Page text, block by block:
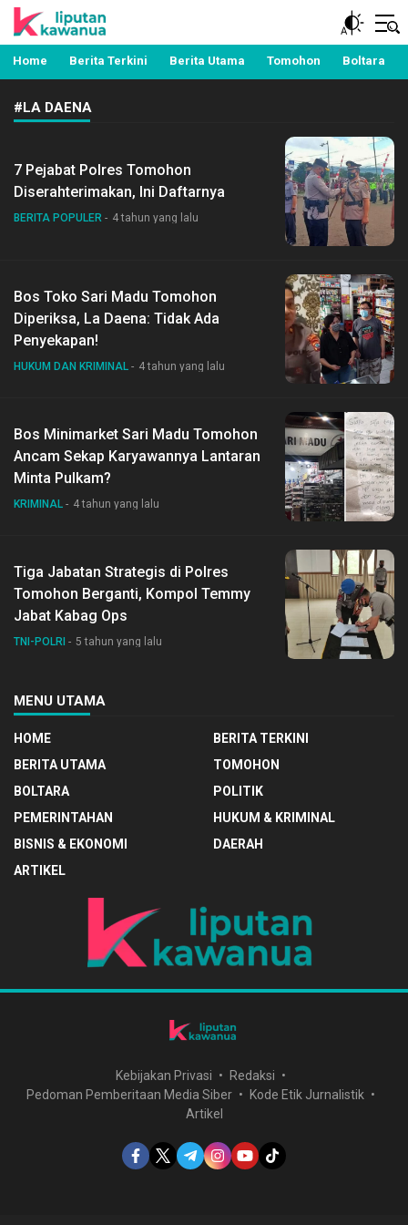
Liputan Kawanua
Berita Manado, Sulawesi Utara, Kawanua, Politik,
Pemerintahan, Hukum Kriminal dan Nasional
Home Berita Terkini Berita Utama Tomohon Boltara
#LA DAENA
7 Pejabat Polres Tomohon
Diserahterimakan, Ini Daftarnya
BERITA POPULER 4 tahun yang lalu
Bos Toko Sari Madu Tomohon
Diperiksa, La Daena: Tidak Ada
Penyekapan!
HUKUM DAN KRIMINAL 4 tahun yang lalu
Bos Minimarket Sari Madu Tomohon
Ancam Sekap Karyawannya Lantaran
Minta Pulkam?
KRIMINAL 4 tahun yang lalu
Tiga Jabatan Strategis di Polres
Tomohon Berganti, Kompol Temmy
Jabat Kabag Ops
TNI-POLRI 5 tahun yang lalu
MENU UTAMA
HOME
BERITA TERKINI
BERITA UTAMA
TOMOHON
BOLTARA
POLITIK
PEMERINTAHAN
HUKUM & KRIMINAL
BISNIS & EKONOMI
DAERAH
ARTIKEL
Kebijakan Privasi
Redaksi
Pedoman Pemberitaan Media Siber
Kode Etik Jurnalistik
Artikel